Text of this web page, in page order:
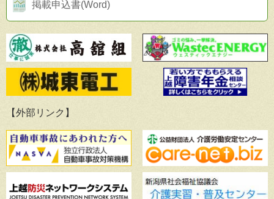
掲載申込書(Word)
【外部リンク】